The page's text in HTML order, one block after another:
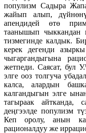
популизм Садыра
жайып алып,
апендидей өтө
таанышып чыккандан
тизмегинде калдык.
керек дегенди
чыгаргандыгына
жетпеди. Саясат, бул
элге ооз толгуча
калса, алардын
калгандыгын элге
тагыраак айтканда,
деңгээлде популизм
Кеп оролу, анын
рационалдуу же